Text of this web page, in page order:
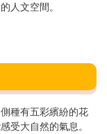
人文空間。
種有五彩繽紛的花
受大自然的氣息。